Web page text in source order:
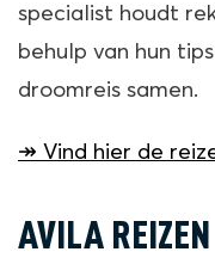
specialist houdt
behulp van hun
droomreis samen.
↠ Vind hier de
AVILA REIZEN